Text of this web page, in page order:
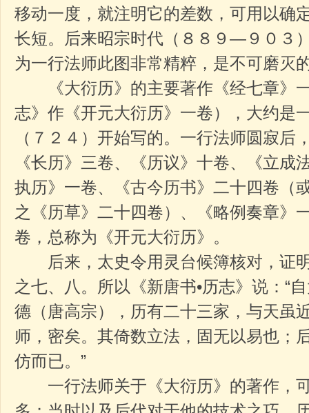
移动一度，就注明它的差数，可用以确
长短。后来昭宗时代（８８９—９０３
为一行法师此图非常精粹，是不可磨灭
《大衍历》的主要著作《经七章》一
志》作《开元大衍历》一卷），大约是
（７２４）开始写的。一行法师圆寂后
《长历》三卷、《历议》十卷、《立成
执历》一卷、《古今历书》二十四卷（
之《历草》二十四卷）、《略例奏章》
卷，总称为《开元大衍历》。
后来，太史令用灵台候簿核对，证
之七、八。所以《新唐书•历志》说：“
德（唐高宗），历有二十三家，与天虽
师，密矣。其倚数立法，固无以易也；
仿而已。”
一行法师关于《大衍历》的著作，